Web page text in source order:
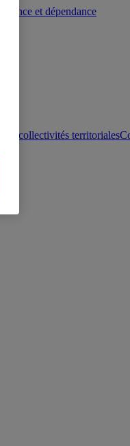
et dépendance
collectivités territoriales